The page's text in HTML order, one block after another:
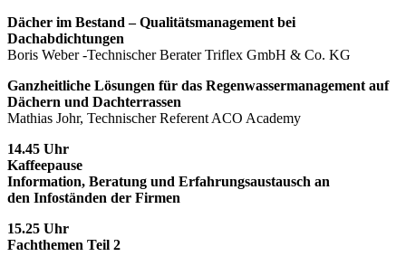
Dächer im Bestand – Qualitätsmanagement bei
Dachabdichtungen
Boris Weber -Technischer Berater Triflex GmbH & Co. KG
Ganzheitliche Lösungen für das Regenwassermanagement auf
Dächern und Dachterrassen
Mathias Johr, Technischer Referent ACO Academy
14.45 Uhr
Kaffeepause
Information, Beratung und Erfahrungsaustausch an
den Infoständen der Firmen
15.25 Uhr
Fachthemen Teil 2